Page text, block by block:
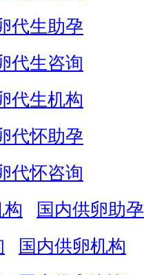
代生助孕
代生咨询
代生机构
代怀助孕
代怀咨询
构
国内供卵助孕
国内供卵机构